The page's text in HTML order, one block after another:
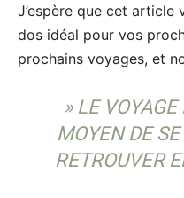
J’espère que cet article
dos idéal pour vos
prochains voyages, et
» LE
MOYEN DE
RETROUVER